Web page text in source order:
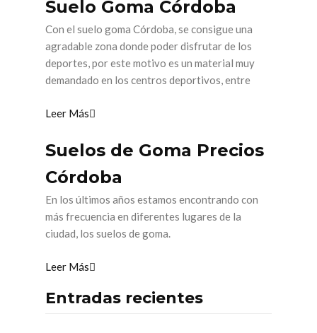
Suelo Goma Córdoba
Con el suelo goma Córdoba, se consigue una
agradable zona donde poder disfrutar de los
deportes, por este motivo es un material muy
demandado en los centros deportivos, entre
Leer Más
Suelos de Goma Precios
Córdoba
En los últimos años estamos encontrando con
más frecuencia en diferentes lugares de la
ciudad, los suelos de goma.
Leer Más
Entradas recientes